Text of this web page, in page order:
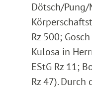
Dötsch/
Rz 500;
Kulosa in
EStG Rz 11;
Rz 47). Durch